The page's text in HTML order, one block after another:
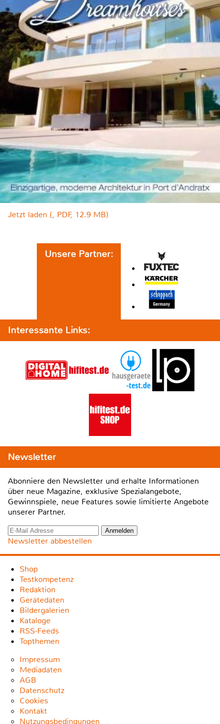
Jetzt laden (, PDF, 12.9 MB)
Unsere Partner:
Interessante Links:
Newsletter
Abonniere den Newsletter und erhalte Informationen
über neue Magazine, exklusive Spezialangebote,
Gewinnspiele, neue Features sowie limitierte Angebote
unserer Partner.
Newsletter abbestellen
Shop
Testkompetenz
Redaktion
Gerätedaten
Bildergalerien
Kataloge
RSS-Feeds
Topthemen
Impressum
Mediadaten
AGB
Datenschutz
Cookies
Kontakt
Nutzungsbedingungen